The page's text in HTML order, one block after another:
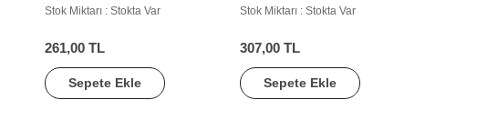
Stok Miktarı : Stokta Var
261,00 TL
Sepete Ekle
Stok Miktarı : Stokta Var
307,00 TL
Sepete Ekle